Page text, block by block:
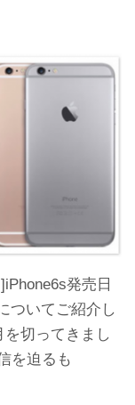
発売日
ついてご紹介し
を切ってきまし
を迫るも